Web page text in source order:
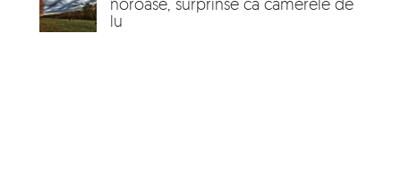
noroase, surprinse ca camerele de
lu